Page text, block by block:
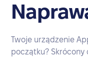
Twoje urządzenie
początku?